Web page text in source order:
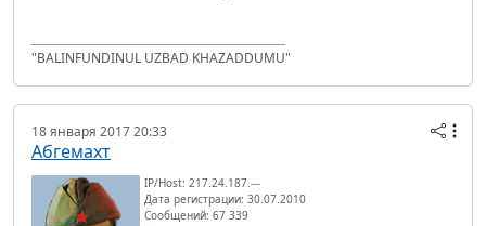
"BALINFUNDINUL UZBAD KHAZADDUMU"
18 января 2017 20:33
Абгемахт
IP/Host: 217.24.187.---
Дата регистрации: 30.07.2010
Сообщений: 67 339